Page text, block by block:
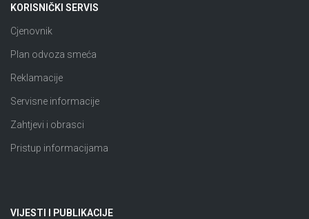
KORISNIČKI SERVIS
Cjenovnik
Plan odvoza smeća
Reklamacije
Servisne informacije
Zahtjevi i obrasci
Pristup informacijama
VIJESTI I PUBLIKACIJE